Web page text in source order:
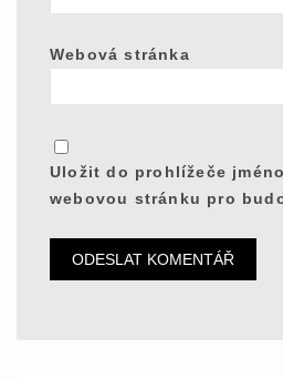
Webová stránka
Uložit do prohlížeče
webovou stránku pro